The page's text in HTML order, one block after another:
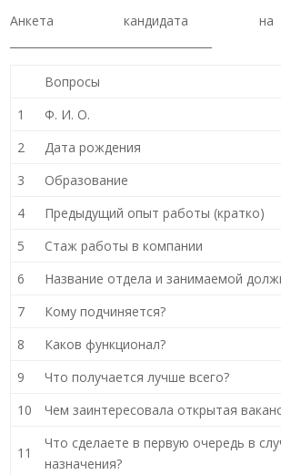
Анкета кандидата
Вопросы
1
Ф. И. О.
2
Дата рождения
3
Образование
4
Предыдущий опыт работы (кратко)
5
Стаж работы в компании
6
Название отдела и занимаемой
7
Кому подчиняется?
8
Каков функционал?
9
Что получается лучше всего?
10
Чем заинтересовала открытая
11
Что сделаете в первую очередь в
назначения?